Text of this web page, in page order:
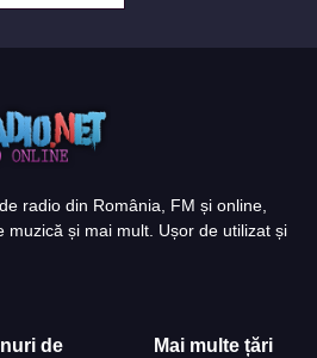
radio din România, FM și online,
muzică și mai mult. Ușor de utilizat și
de
Mai multe țări